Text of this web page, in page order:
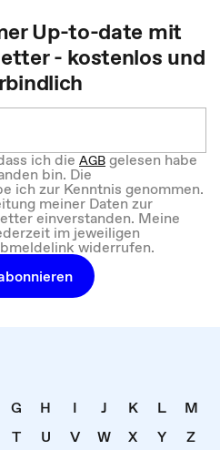
Up-to-date mit
- kostenlos und
ich dieAGBgelesen habe
bin. Die
ich zur Kenntnis genommen.
meiner Daten zur
einverstanden. Meine
im jeweiligen
widerrufen.
G H I J K L
M
T U V W X Y
Z